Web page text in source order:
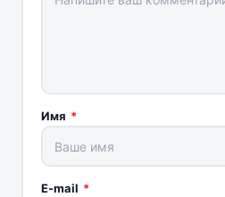
Имя *
E-mail *